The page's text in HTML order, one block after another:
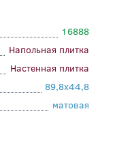
16888
Напольная плитка
Настенная плитка
89,8x44,8
матовая